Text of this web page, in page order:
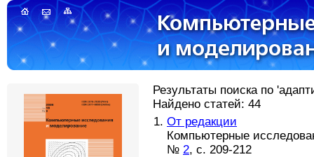
Результаты поиска по
Найдено статей: 44
От редакции
Компьютерные
№ 2, с. 209-212